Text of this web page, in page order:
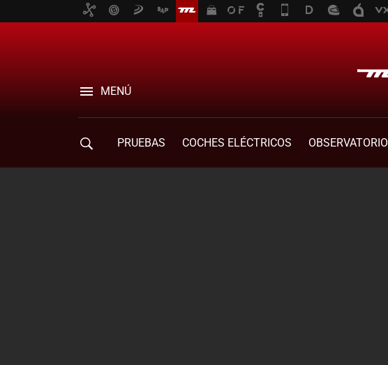
MENÚ
PRUEBAS COCHES ELÉCTRICOS OBSERVATORIO